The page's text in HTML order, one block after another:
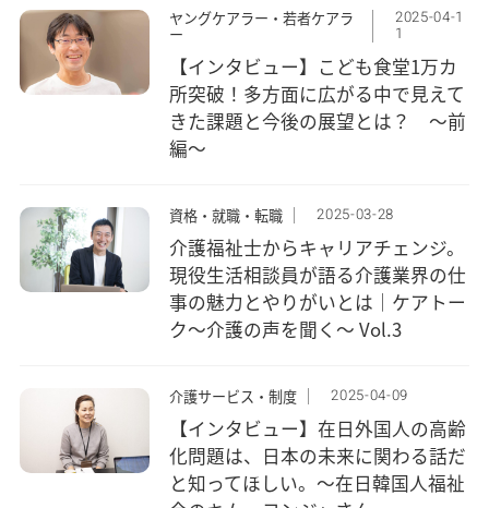
ヤングケアラー・若者ケアラ
ー
2025-04-1
1
【インタビュー】こども食堂1万カ
所突破！多方面に広がる中で見えて
きた課題と今後の展望とは？ ～前
編～
資格・就職・転職 2025-03-28
介護福祉士からキャリアチェンジ。
現役生活相談員が語る介護業界の仕
事の魅力とやりがいとは｜ケアトー
ク〜介護の声を聞く〜 Vol.3
介護サービス・制度 2025-04-09
【インタビュー】在日外国人の高齢
化問題は、日本の未来に関わる話だ
と知ってほしい。～在日韓国人福祉